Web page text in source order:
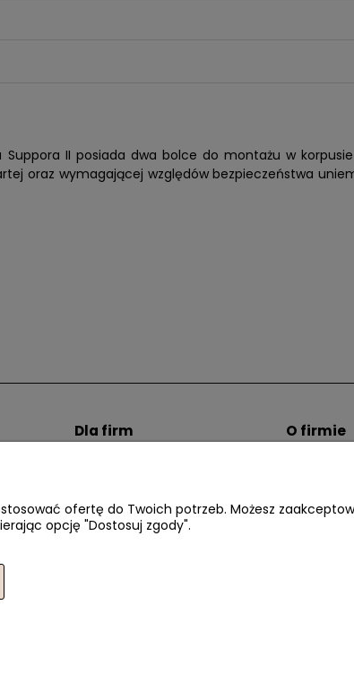
II posiada dwa bolce do montażu w
oraz wymagającej względów bezpieczeństwa
Dla firm O firmie
dacter.pl
mail:
ofertę do Twoich potrzeb. Możesz
opcję "Dostosuj zgody".